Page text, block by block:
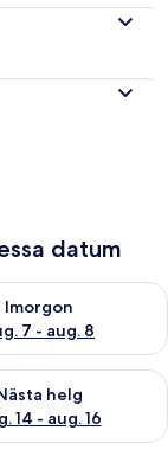
datum
aug. 7
Imorgon
7 - aug. 8
tillgängligheten
aug. 7 - aug. 9
helg
14 - aug. 16
tillgängligheten